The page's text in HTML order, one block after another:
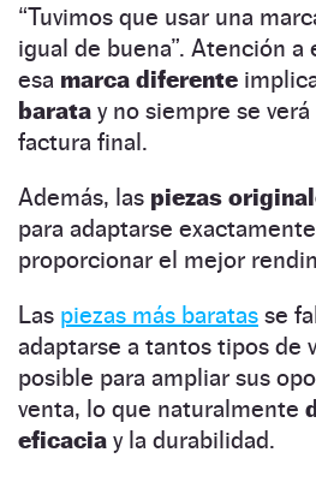
“Tuvimos que usar una
igual de buena”. Atención a
esa marca diferente
barata y no siempre se
factura final.
Además, las piezas
para adaptarse
proporcionar el mejor
Las piezas más baratas se
adaptarse a tantos tipos de
posible para ampliar sus
venta, lo que naturalmente
eficacia y la durabilidad.